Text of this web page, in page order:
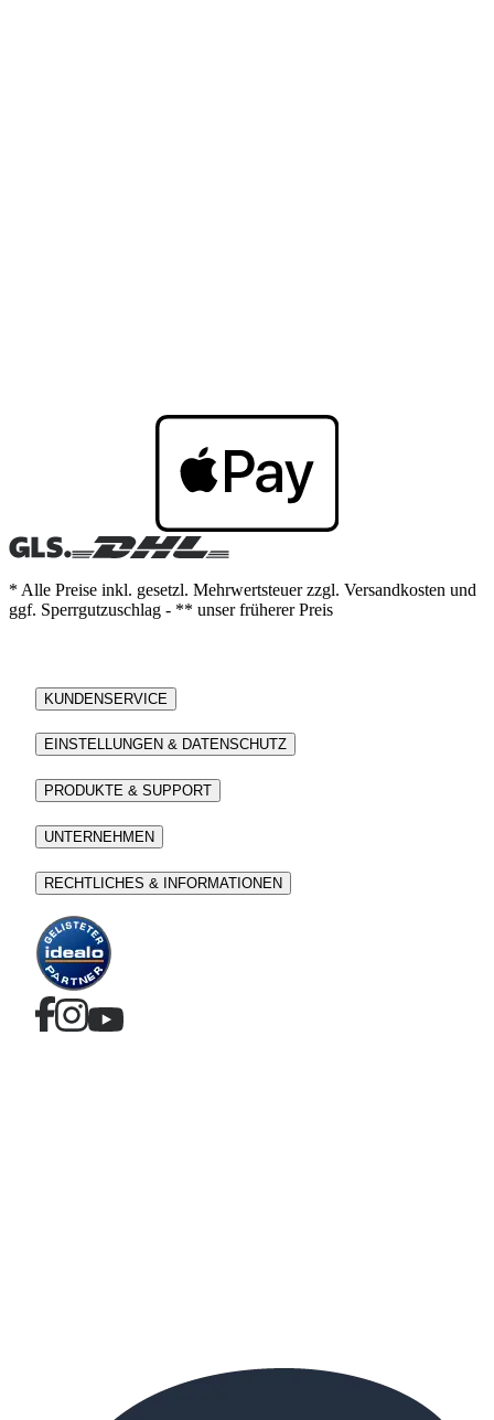
* Alle Preise inkl. gesetzl. Mehrwertsteuer zzgl. Versandkosten und
ggf. Sperrgutzuschlag - ** unser früherer Preis
KUNDENSERVICE
EINSTELLUNGEN & DATENSCHUTZ
PRODUKTE & SUPPORT
UNTERNEHMEN
RECHTLICHES & INFORMATIONEN